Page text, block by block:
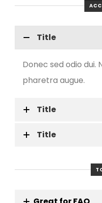
Title
Donec sed odio dui.
pharetra augue.
Title
Title